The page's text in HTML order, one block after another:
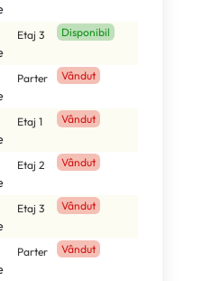
Etaj 3 Disponibil
Parter Vândut
Etaj 1 Vândut
Etaj 2 Vândut
Etaj 3 Vândut
Parter Vândut